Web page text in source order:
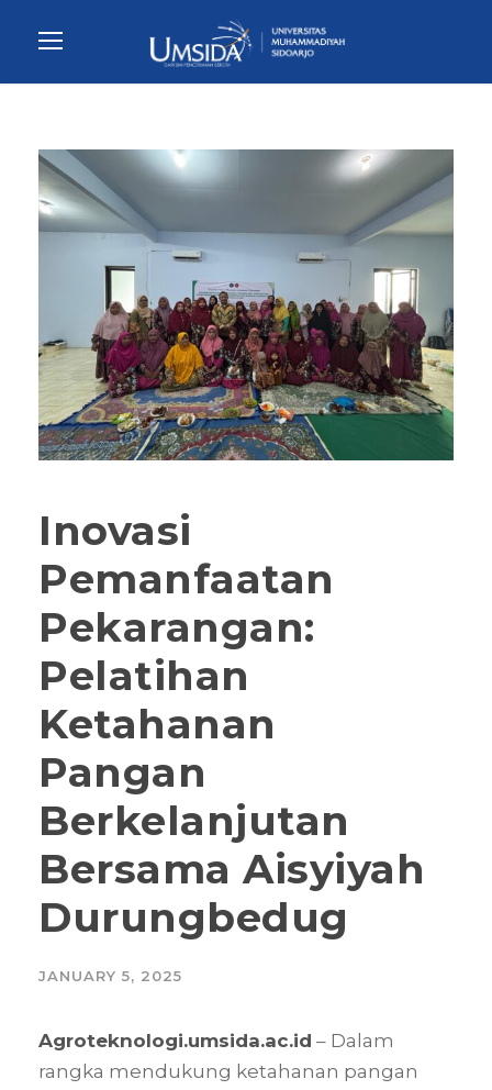
Inovasi
Pemanfaatan
Pekarangan:
Pelatihan
Ketahanan
Pangan
Berkelanjutan
Bersama Aisyiyah
Durungbedug
JANUARY 5, 2025
Agroteknologi.umsida.ac.id – Dalam
rangka mendukung ketahanan pangan